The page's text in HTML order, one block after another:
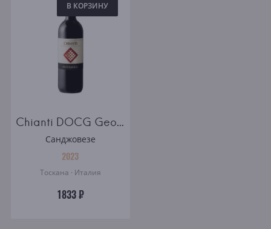
В КОРЗИНУ
Chianti DOCG Geografico
Санджовезе
2023
Тоскана · Италия
1833 ₽